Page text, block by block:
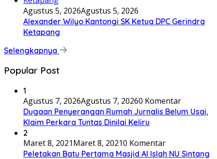
Agustus 5, 2026Agustus 5, 2026
Alexander Wilyo Kantongi SK Ketua DPC Gerindra
Ketapang
Selengkapnya
Popular Post
1
Agustus 7, 2026Agustus 7, 20260 Komentar
Dugaan Penyerangan Rumah Jurnalis Belum Usai,
Klaim Perkara Tuntas Dinilai Keliru
2
Maret 8, 2021Maret 8, 20210 Komentar
Peletakan Batu Pertama Masjid Al Islah NU Sintang